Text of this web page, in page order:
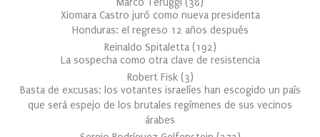
Marco Teruggi (38)
Xiomara Castro juró como nueva presidenta
Honduras: el regreso 12 años después
Reinaldo Spitaletta (192)
La sospecha como otra clave de resistencia
Robert Fisk (3)
Basta de excusas: los votantes israelíes han escogido un país
que será espejo de los brutales regímenes de sus vecinos
árabes